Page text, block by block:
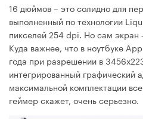
16 дюймов – это солидно для
выполненный по технологии
пикселей 254 dpi. Но сам экран
Куда важнее, что в ноутбуке
года при разрешении в
интегрированный графический
максимальной комплектации
геймер скажет, очень серьезно.